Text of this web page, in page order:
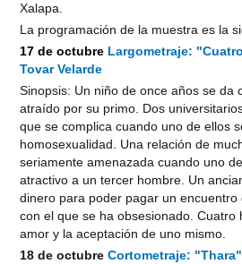
Xalapa.
La programación de la muestra es la
17 de octubre Largometraje:
Tovar Velarde
Sinopsis: Un niño de once años se da
atraído por su primo. Dos
que se complica cuando uno de ellos
homosexualidad. Una relación de
seriamente amenazada cuando uno
atractivo a un tercer hombre. Un
dinero para poder pagar un
con el que se ha obsesionado. Cuatro
amor y la aceptación de uno mismo.
18 de octubre Cortometraje: